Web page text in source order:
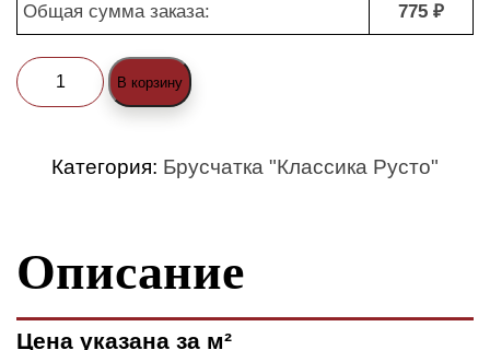
Общая сумма заказа: 775 ₽
Количество
товара
1-
(standard)"
В корзину
Категория: Брусчатка "Классика Русто"
Описание
Цена указана за м²